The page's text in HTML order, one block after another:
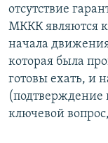
отсутствие
МККК являются
начала
которая была
готовы ехать, и
(подтверждение
ключевой